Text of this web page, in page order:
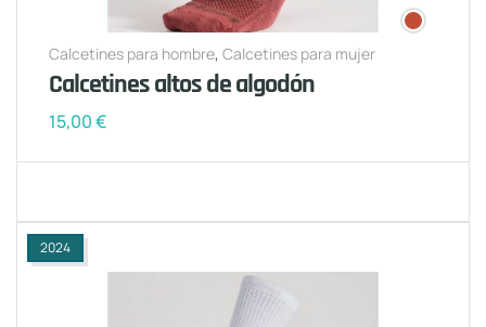
Calcetines para hombre, Calcetines para mujer
Calcetines altos de algodón
15,00€
2024